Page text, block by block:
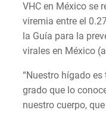
VHC en México se
viremia entre el
la Guía para la
virales en México
“Nuestro hígado
grado que lo
nuestro cuerpo,